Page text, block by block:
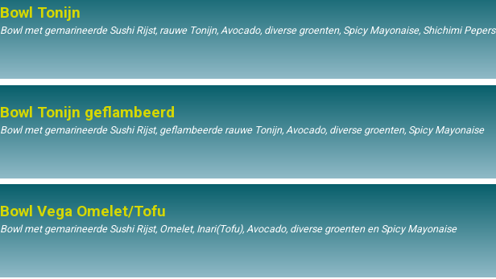
Bowl Tonijn
Bowl met gemarineerde Sushi Rijst, rauwe Tonijn, Avocado, diverse groenten, Spicy Mayonaise, Shichimi Pepers
Bowl Tonijn geflambeerd
Bowl met gemarineerde Sushi Rijst, geflambeerde rauwe Tonijn, Avocado, diverse groenten, Spicy Mayonaise
Bowl Vega Omelet/Tofu
Bowl met gemarineerde Sushi Rijst, Omelet, Inari(Tofu), Avocado, diverse groenten en Spicy Mayonaise